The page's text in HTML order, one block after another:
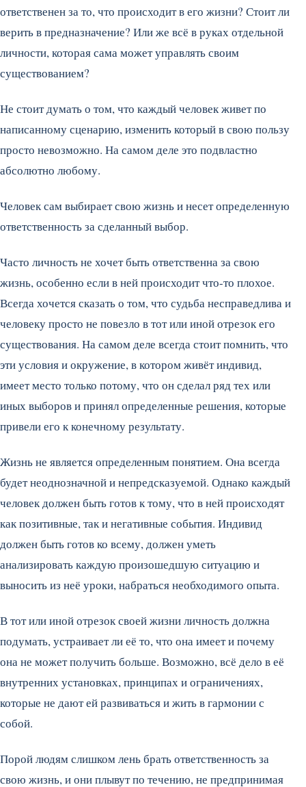
ответственен за то, что происходит в его жизни? Стоит ли
верить в предназначение? Или же всё в руках отдельной
личности, которая сама может управлять своим
существованием?
Не стоит думать о том, что каждый человек живет по
написанному сценарию, изменить который в свою пользу
просто невозможно. На самом деле это подвластно
абсолютно любому.
Человек сам выбирает свою жизнь и несет определенную
ответственность за сделанный выбор.
Часто личность не хочет быть ответственна за свою
жизнь, особенно если в ней происходит что-то плохое.
Всегда хочется сказать о том, что судьба несправедлива и
человеку просто не повезло в тот или иной отрезок его
существования. На самом деле всегда стоит помнить, что
эти условия и окружение, в котором живёт индивид,
имеет место только потому, что он сделал ряд тех или
иных выборов и принял определенные решения, которые
привели его к конечному результату.
Жизнь не является определенным понятием. Она всегда
будет неоднозначной и непредсказуемой. Однако каждый
человек должен быть готов к тому, что в ней происходят
как позитивные, так и негативные события. Индивид
должен быть готов ко всему, должен уметь
анализировать каждую произошедшую ситуацию и
выносить из неё уроки, набраться необходимого опыта.
В тот или иной отрезок своей жизни личность должна
подумать, устраивает ли её то, что она имеет и почему
она не может получить больше. Возможно, всё дело в её
внутренних установках, принципах и ограничениях,
которые не дают ей развиваться и жить в гармонии с
собой.
Порой людям слишком лень брать ответственность за
свою жизнь, и они плывут по течению, не предпринимая